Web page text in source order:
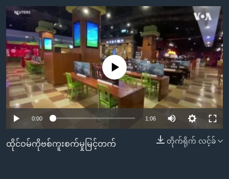
ကျော်
ကြည့်
ရန်
ပင်မ
အ
ညွန်း
စာမျက်နှာ
ကျော်
ကြည့်
အစ္စရေး-ပါလက်စတိုင်း
အင်္ဂလိပ်စာလေ့လာမယ်
အမေရိကန်သုံးအီဒီယံ
မကြေးမုံရဲ့ အင်္ဂလိပ်စာ
ရုပ်ရှင်ထဲက အင်္ဂလိပ်စာ
သုတပဒေသာ အင်္ဂလိပ်စာ
အပတ်စဉ်ကဏ္ဍများ
ရေဒီယို
တီဗွီ
ရေဒီယိုနှင့်ရုပ်သံ အချက်အလက်များ
ရေဒီယို/တီဗွီအစီအစဉ်
Learning English
ဗွီအိုအေ လူမှုကွန်ယက်များ
No media source currently available
0:00 1:06
တိုက်ရိုက် လင့်ခ်
ထိုင်ဝမ်ကိုဗစ်ကူးစက်မှုမြင့်တက်